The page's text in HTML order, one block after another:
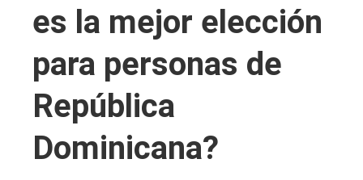
es la mejor elección
para personas de
República
Dominicana?